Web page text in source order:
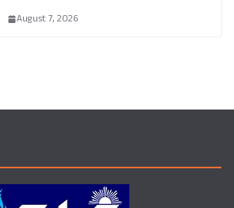
August 7, 2026